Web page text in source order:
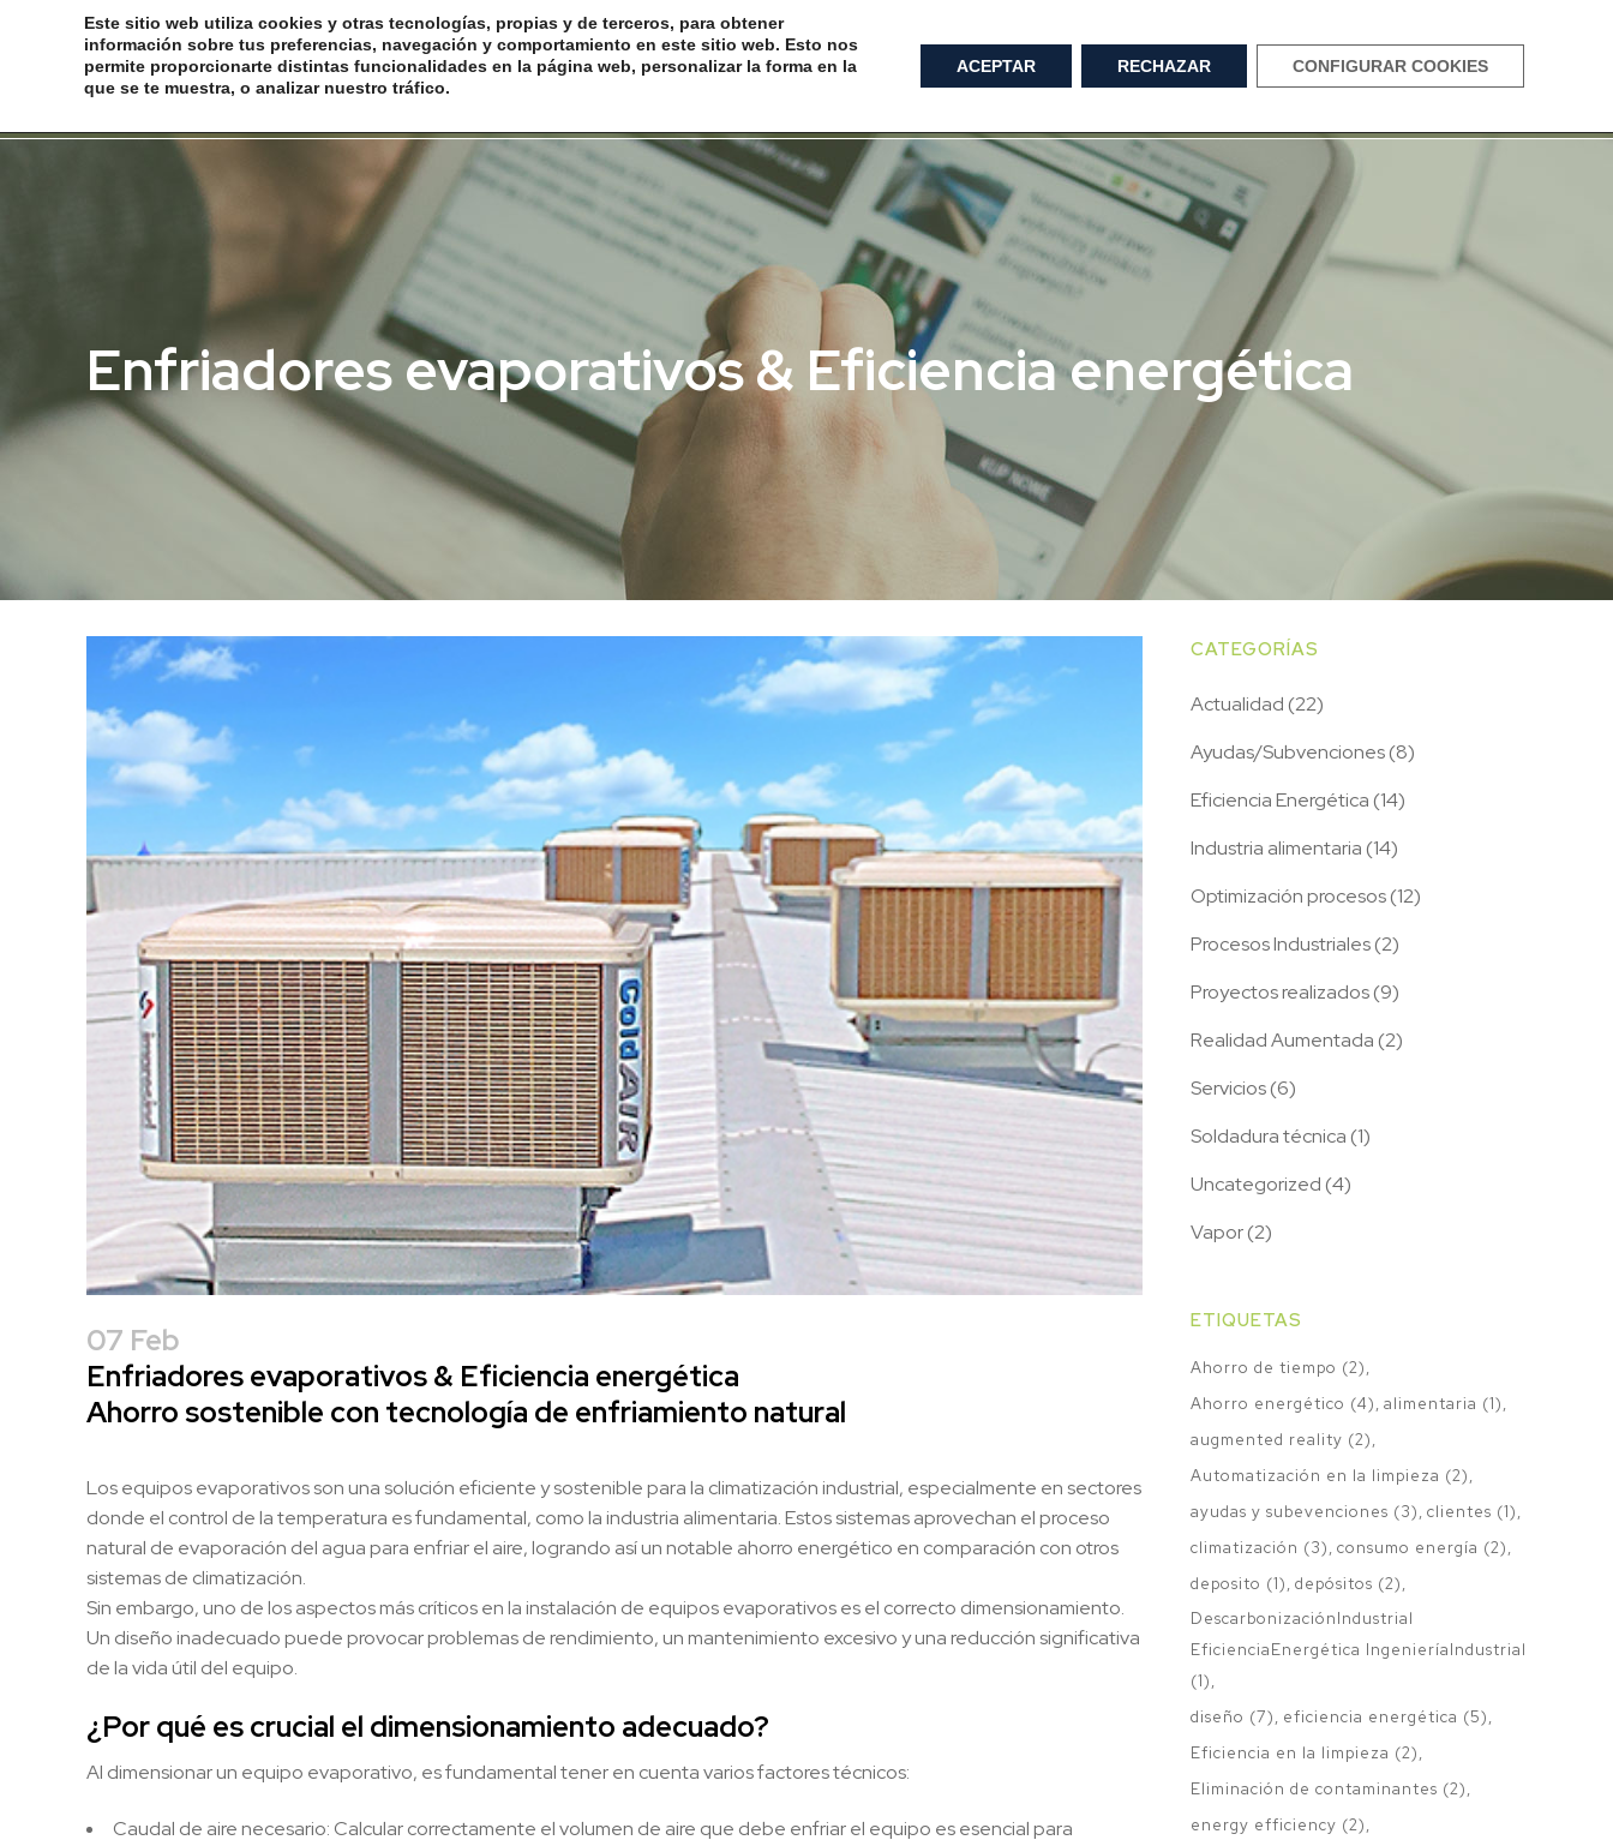
QUIÉNES SOMOS SERVICIOS INSTALACIONES PROYECTOS NOTICIAS CONTACTO
Enfriadores evaporativos & Eficiencia energética
07 Feb
Enfriadores evaporativos & Eficiencia energética
Ahorro sostenible con tecnología de enfriamiento natural
Los equipos evaporativos son una solución eficiente y sostenible para la climatización industrial, especialmente en sectores
donde el control de la temperatura es fundamental, como la industria alimentaria. Estos sistemas aprovechan el proceso
natural de evaporación del agua para enfriar el aire, logrando así un notable ahorro energético en comparación con otros
sistemas de climatización.
Sin embargo, uno de los aspectos más críticos en la instalación de equipos evaporativos es el correcto dimensionamiento.
Un diseño inadecuado puede provocar problemas de rendimiento, un mantenimiento excesivo y una reducción significativa
de la vida útil del equipo.
¿Por qué es crucial el dimensionamiento adecuado?
Al dimensionar un equipo evaporativo, es fundamental tener en cuenta varios factores técnicos:
Caudal de aire necesario: Calcular correctamente el volumen de aire que debe enfriar el equipo es esencial para
CATEGORÍAS
Actualidad (22)
Ayudas/Subvenciones(8)
Eficiencia Energética (14)
Industria alimentaria (14)
Optimización procesos(12)
Procesos Industriales(2)
Proyectos realizados(9)
Realidad Aumentada (2)
Servicios(6)
Soldadura técnica (1)
Uncategorized (4)
Vapor(2)
ETIQUETAS
Ahorro de tiempo (2)
Ahorro energético (4) alimentaria (1)
augmented reality (2)
Automatización en la limpieza (2)
ayudas y subevenciones (3) clientes (1)
climatización (3) consumo energía (2)
deposito (1) depósitos (2)
DescarbonizaciónIndustrial
EficienciaEnergética IngenieríaIndustrial
(1)
diseño (7) eficiencia energética (5)
Eficiencia en la limpieza (2)
Eliminación de contaminantes (2)
energy efficiency (2)
Este sitio web utiliza cookies y otras tecnologías, propias y de terceros, para obtener
información sobre tus preferencias, navegación y comportamiento en este sitio web. Esto nos
permite proporcionarte distintas funcionalidades en la página web, personalizar la forma en la
que se te muestra, o analizar nuestro tráfico.
ACEPTAR RECHAZAR CONFIGURAR COOKIES